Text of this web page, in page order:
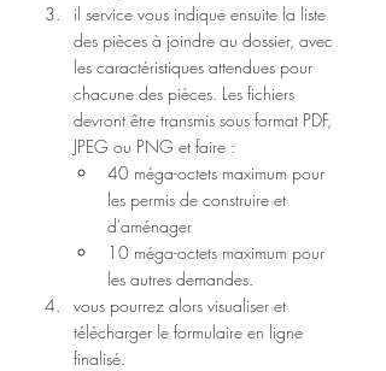
il service vous indique ensuite la liste
des pièces à joindre au dossier, avec
les caractéristiques attendues pour
chacune des pièces. Les fichiers
devront être transmis sous format PDF,
JPEG ou PNG et faire :
40 méga-octets maximum pour
les permis de construire et
d'aménager
10 méga-octets maximum pour
les autres demandes.
vous pourrez alors visualiser et
télécharger le formulaire en ligne
finalisé.